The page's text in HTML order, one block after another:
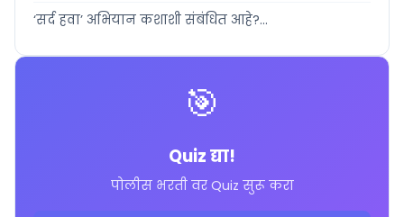
‘सर्द हवा’ अभियान कशाशी संबंधित आहे?...
🎯
Quiz द्या!
पोलीस भरती वर Quiz सुरू करा